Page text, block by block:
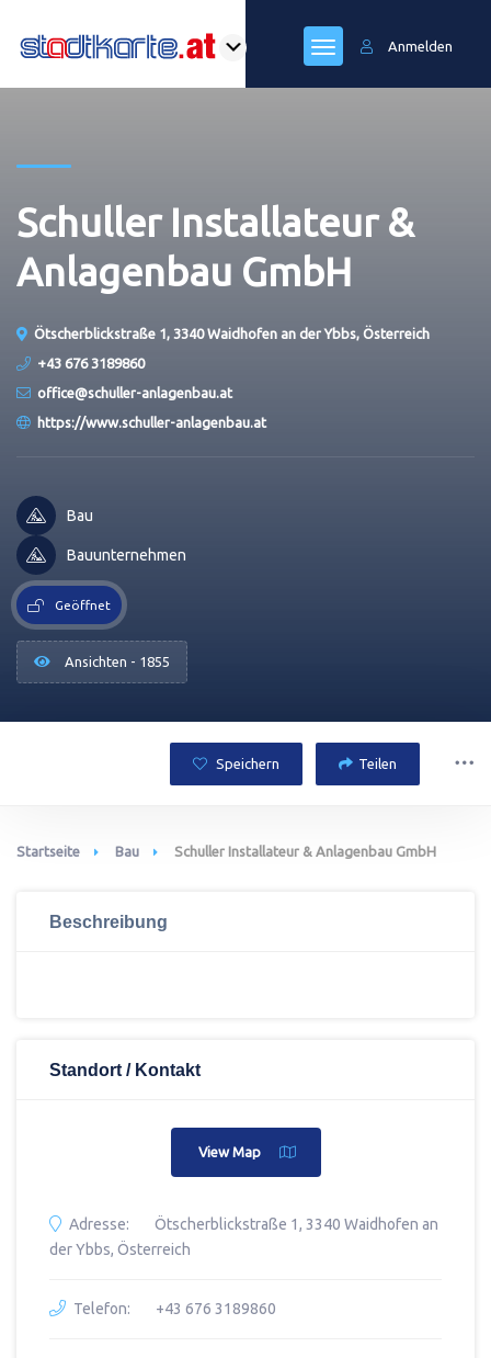
Anmelden
Schuller Installateur &
Anlagenbau GmbH
Ötscherblickstraße 1, 3340 Waidhofen an der Ybbs, Österreich
+43 676 3189860
office@schuller-anlagenbau.at
https://www.schuller-anlagenbau.at
Bau
Bauunternehmen
Geöffnet
Ansichten - 1855
Speichern Teilen
Startseite Bau Schuller Installateur & Anlagenbau GmbH
Beschreibung
Standort / Kontakt
View Map
Adresse:
Ötscherblickstraße 1, 3340 Waidhofen an
der Ybbs, Österreich
Telefon: +43 676 3189860